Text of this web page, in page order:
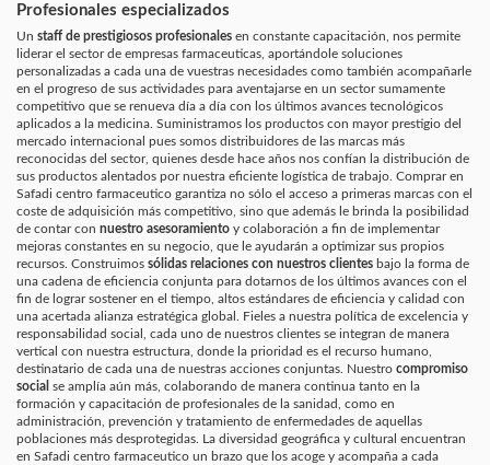
Profesionales especializados
Un staff de prestigiosos profesionales en constante capacitación, nos permite
liderar el sector de empresas farmaceuticas, aportándole soluciones
personalizadas a cada una de vuestras necesidades como también acompañarle
en el progreso de sus actividades para aventajarse en un sector sumamente
competitivo que se renueva día a día con los últimos avances tecnológicos
aplicados a la medicina. Suministramos los productos con mayor prestigio del
mercado internacional pues somos distribuidores de las marcas más
reconocidas del sector, quienes desde hace años nos confían la distribución de
sus productos alentados por nuestra eficiente logística de trabajo. Comprar en
Safadi centro farmaceutico garantiza no sólo el acceso a primeras marcas con el
coste de adquisición más competitivo, sino que además le brinda la posibilidad
de contar con nuestro asesoramiento y colaboración a fin de implementar
mejoras constantes en su negocio, que le ayudarán a optimizar sus propios
recursos. Construimos sólidas relaciones con nuestros clientes bajo la forma de
una cadena de eficiencia conjunta para dotarnos de los últimos avances con el
fin de lograr sostener en el tiempo, altos estándares de eficiencia y calidad con
una acertada alianza estratégica global. Fieles a nuestra política de excelencia y
responsabilidad social, cada uno de nuestros clientes se integran de manera
vertical con nuestra estructura, donde la prioridad es el recurso humano,
destinatario de cada una de nuestras acciones conjuntas. Nuestro compromiso
social se amplía aún más, colaborando de manera continua tanto en la
formación y capacitación de profesionales de la sanidad, como en
administración, prevención y tratamiento de enfermedades de aquellas
poblaciones más desprotegidas. La diversidad geográfica y cultural encuentran
en Safadi centro farmaceutico un brazo que los acoge y acompaña a cada